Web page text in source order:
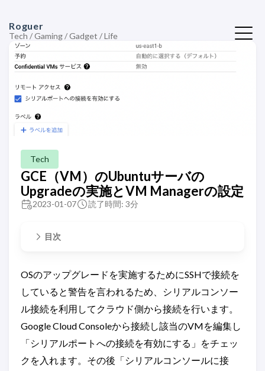
Roguer
Tech / Gaming / Gadget / Life
Tech
GCE（VM）のUbuntuサーバの
Upgradeの実施とVM Managerの設定
2023-01-07 読了時間: 3分
目次
OSのアップグレードを実施するためにSSHで接続を
していると警告を言われるため、シリアルコンソー
ル接続を利用してクラウド側から接続を行います。
Google Cloud Consoleから接続し該当のVMを編集し
「シリアルポートへの接続を有効にする」をチェッ
クを入れます。その後「シリアルコンソールに接